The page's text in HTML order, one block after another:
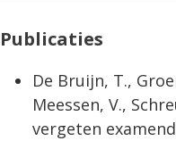
Publicaties
De Bruijn, T.,
Meessen, V.,
vergeten